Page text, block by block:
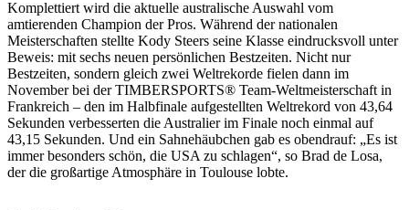
Komplettiert wird die aktuelle australische Auswahl vom
amtierenden Champion der Pros. Während der nationalen
Meisterschaften stellte Kody Steers seine Klasse eindrucksvoll unter
Beweis: mit sechs neuen persönlichen Bestzeiten. Nicht nur
Bestzeiten, sondern gleich zwei Weltrekorde fielen dann im
November bei der TIMBERSPORTS® Team-Weltmeisterschaft in
Frankreich – den im Halbfinale aufgestellten Weltrekord von 43,64
Sekunden verbesserten die Australier im Finale noch einmal auf
43,15 Sekunden. Und ein Sahnehäubchen gab es obendrauf: „Es ist
immer besonders schön, die USA zu schlagen“, so Brad de Losa,
der die großartige Atmosphäre in Toulouse lobte.